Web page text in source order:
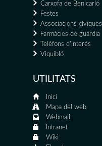
Carxofa de Benicarló
Festes
Associacions cíviques
Farmàcies de guàrdia
Telèfons d'interés
Viquibló
UTILITATS
Inici
Mapa del web
Webmail
Intranet
Wiki